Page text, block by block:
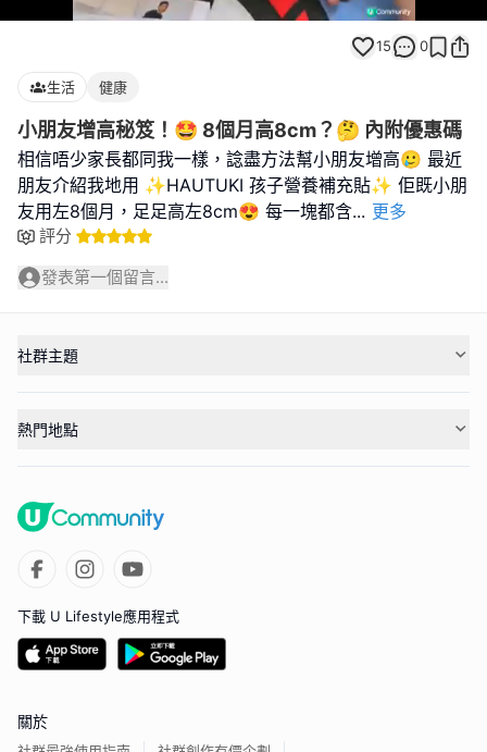
Loaded
100.00%
15 0
生活 健康
小朋友增高秘笈！🤩 8個月高8cm？🤔 內附優惠碼
相信唔少家長都同我一樣，諗盡方法幫小朋友增高🥲 最近
朋友介紹我地用 ✨️HAUTUKI 孩子營養補充貼✨️ 佢既小朋
友用左8個月，足足高左8cm😍 每一塊都含... 更多
評分
發表第一個留言...
社群主題
熱門地點
下載 U Lifestyle應用程式
關於